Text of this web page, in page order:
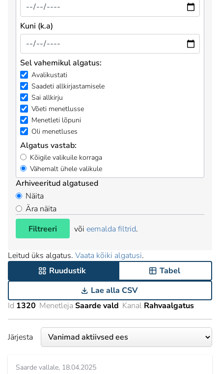
Kuni (k.a)
Sel vahemikul algatus:
Avalikustati
Saadeti allkirjastamisele
Sai allkirju
Võeti menetlusse
Menetleti lõpuni
Oli menetluses
Algatus vastab:
Kõigile valikuile korraga
Vähemalt ühele valikule
Arhiveeritud algatused
Näita
Ära näita
Filtreeri
või eemalda filtrid.
Leitud üks algatus. Vaata kõiki algatusi.
Ruudustik
Tabel
Lae alla CSV
Id 1320 Menetleja Saarde vald Kanal Rahvaalgatus
Järjesta
Saarde vallale 18.04.2025